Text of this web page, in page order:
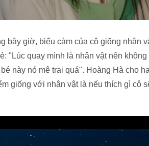
bây giờ, biểu cảm của cô giống nhân
"Lúc quay mình là nhân vật nên không
này nó mê trai quá". Hoàng Hà cho
giống với nhân vật là nếu thích gì cô